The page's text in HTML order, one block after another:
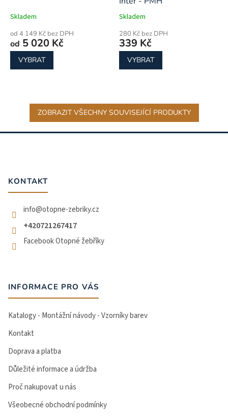
Skladem
od 4 149 Kč bez DPH
od 5 020 Kč
VYBRAT
Skladem
280 Kč bez DPH
339 Kč
VYBRAT
ZOBRAZIT VŠECHNY SOUVISEJÍCÍ PRODUKTY
Z
KONTAKT
info@otopne-zebriky.cz
+420721267417
Facebook Otopné žebříky
INFORMACE PRO VÁS
Katalogy - Montážní návody - Vzorníky barev
Kontakt
Doprava a platba
Důležité informace a údržba
Proč nakupovat u nás
Všeobecné obchodní podmínky